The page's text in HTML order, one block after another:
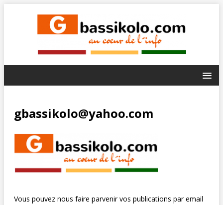
gbassikolo@yahoo.com
Vous pouvez nous faire parvenir vos publications par email